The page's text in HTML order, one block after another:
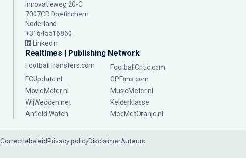
Innovatieweg 20-C
7007CD Doetinchem
Nederland
+31645516860
LinkedIn
Realtimes | Publishing Network
FootballTransfers.com
FootballCritic.com
FCUpdate.nl
GPFans.com
MovieMeter.nl
MusicMeter.nl
WijWedden.net
Kelderklasse
Anfield Watch
MeeMetOranje.nl
Correctiebeleid Privacy policyDisclaimerAuteurs